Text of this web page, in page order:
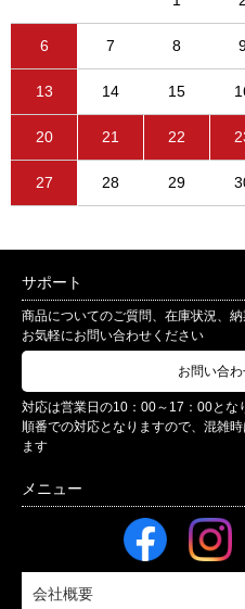
6 7 8
13 14 15
20 21 22
27 28 29
サポート
商品についてのご質問、在庫状況、
お気軽にお問い合わせください
お問い合
対応は営業日の10：00～17：00とな
順番での対応となりますので、混雑
ます
会社概要